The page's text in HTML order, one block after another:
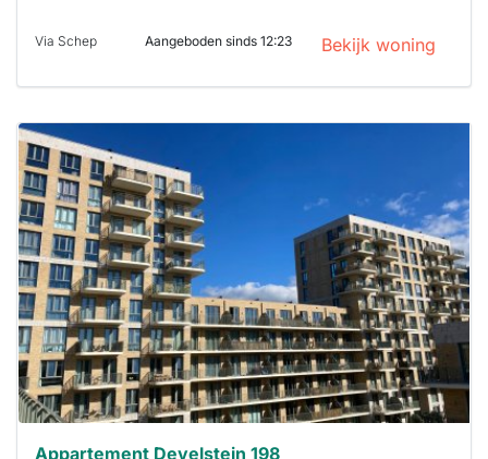
Via Schep Aangeboden sinds 12:23 Bekijk woning
Deze woning
is
waarschijnlijk
al verhuurd
Om kans te
maken moet je
binnen 15
minuten
reageren.
Stekkies helpt
je hierbij!
Appartement Develstein 198